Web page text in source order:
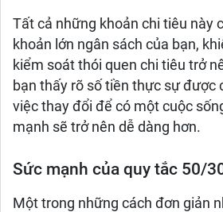
Tất cả những khoản chi tiêu này
khoản lớn ngân sách của bạn,
kiểm soát thói quen chi tiêu trở
bạn thấy rõ số tiền thực sự được
việc thay đổi để có một cuộc
mạnh sẽ trở nên dễ dàng hơn.
Sức mạnh của quy tắc 50/
Một trong những cách đơn giản